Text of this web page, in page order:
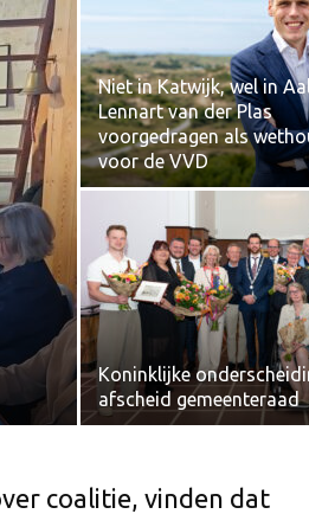
Niet in Katwijk, wel in
Lennart van der Plas
voorgedragen als
voor de VVD
Koninklijke
afscheid gemeenteraad
coalitie, vinden dat